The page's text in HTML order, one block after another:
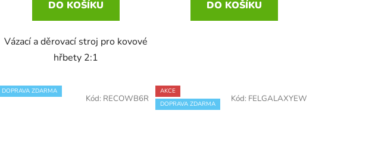
DO KOŠÍKU
Vázací a děrovací stroj pro kovové
hřbety 2:1
DO KOŠÍKU
DOPRAVA ZDARMA
Kód: RECOWB6R
AKCE
DOPRAVA ZDARMA
Kód: FELGALAXYEW